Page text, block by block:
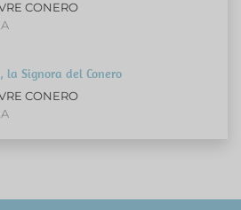
CONERO
la Signora del Conero
CONERO